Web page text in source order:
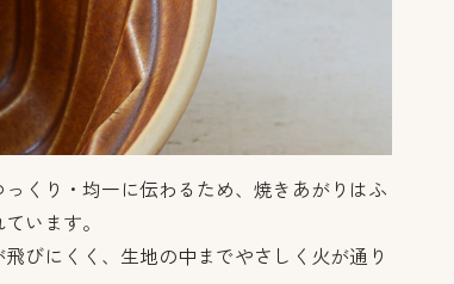
くり・均一に伝わるため、焼きあがりはふ
います。
びにくく、生地の中までやさしく火が通り